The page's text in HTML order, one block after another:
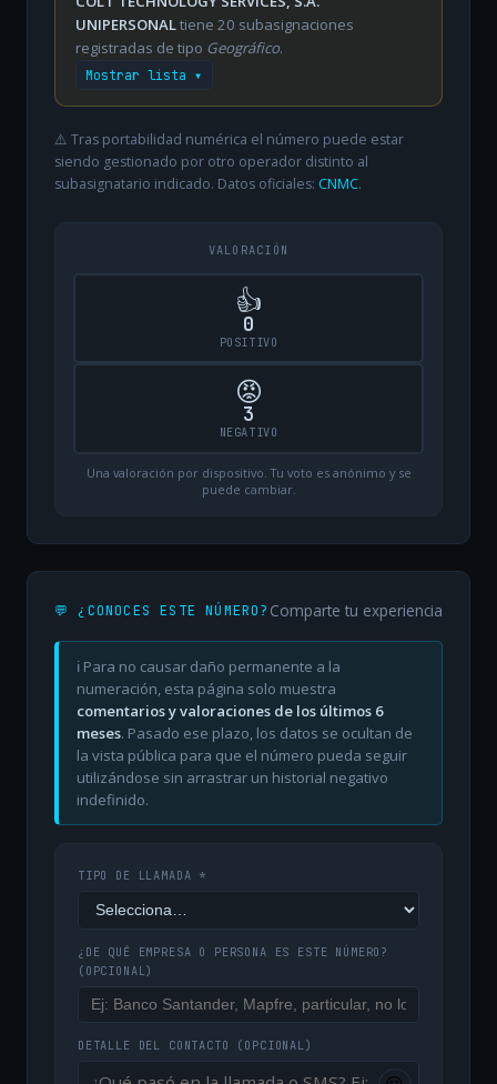
UNIPERSONALtiene 20 subasignaciones
registradas de tipo Geográfico.
Mostrar lista ▾
⚠️ Tras portabilidad numérica el número puede estar
siendo gestionado por otro operador distinto al
subasignatario indicado. Datos oficiales: CNMC.
VALORACIÓN
👍
0
POSITIVO
😡
3
NEGATIVO
Una valoración por dispositivo. Tu voto es anónimo y se
puede cambiar.
💬 ¿CONOCES ESTE NÚMERO? Comparte tu experiencia
ℹ️ Para no causar daño permanente a la
numeración, esta página solo muestra
comentarios y valoraciones de los últimos 6
meses. Pasado ese plazo, los datos se ocultan de
la vista pública para que el número pueda seguir
utilizándose sin arrastrar un historial negativo
indefinido.
TIPO DE LLAMADA *
¿DE QUÉ EMPRESA O PERSONA ES ESTE NÚMERO?
(OPCIONAL)
DETALLE DEL CONTACTO (OPCIONAL)